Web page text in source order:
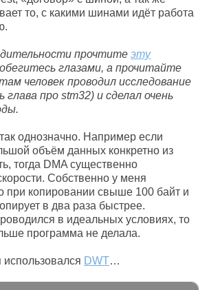
то, с какими шинами идёт работа
прочтите эту
глазами, а прочитайте
человек проводил исследование
про stm32) и сделал очень
однозначно. Например если
объём данных конкретно из
тогда DMA существенно
Собственно у меня
при копировании свыше 100 байт и
в два раза быстрее.
в идеальных условиях, то
программа не делала.
DWT…